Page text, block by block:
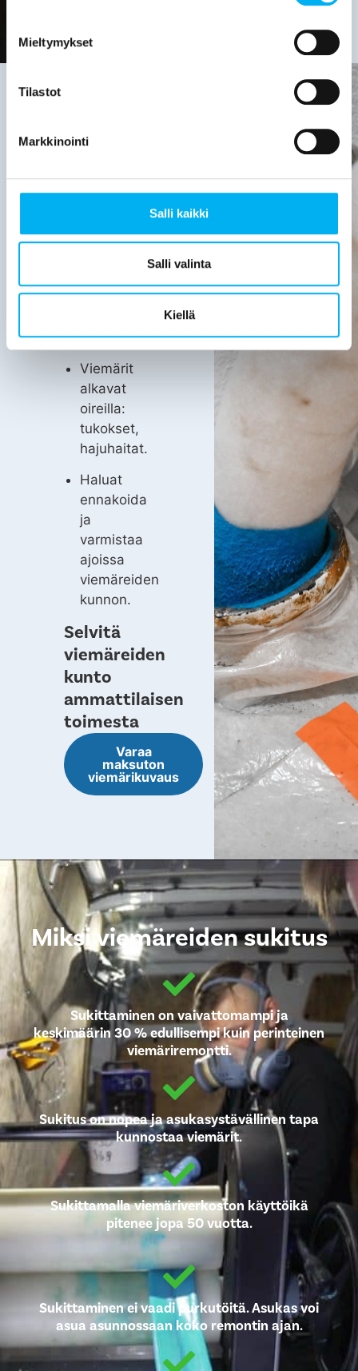
Mieltymykset
Tilastot
Markkinointi
Salli kaikki
Salli valinta
Kiellä
Viemäriremontin
hyvä
selvittää,
kun:
on yli 30
vanha.
Viemärit
alkavat
oireilla:
tukokset,
hajuhaitat.
Haluat
ennakoida
ja
varmistaa
ajoissa
viemäreiden
kunnon.
Selvitä
viemäreiden
kunto
ammattilaisen
toimesta
Varaa
maksuton
viemärikuvaus
Miksi viemäreiden sukitus
Sukittaminen on vaivattomampi ja
keskimäärin 30 % edullisempi kuin perinteinen
viemäriremontti.
Sukitus on nopea ja asukasystävällinen tapa
kunnostaa viemärit.
Sukittamalla viemäriverkoston käyttöikä
pitenee jopa 50 vuotta.
Sukittaminen ei vaadi purkutöitä. Asukas voi
asua asunnossaan koko remontin ajan.